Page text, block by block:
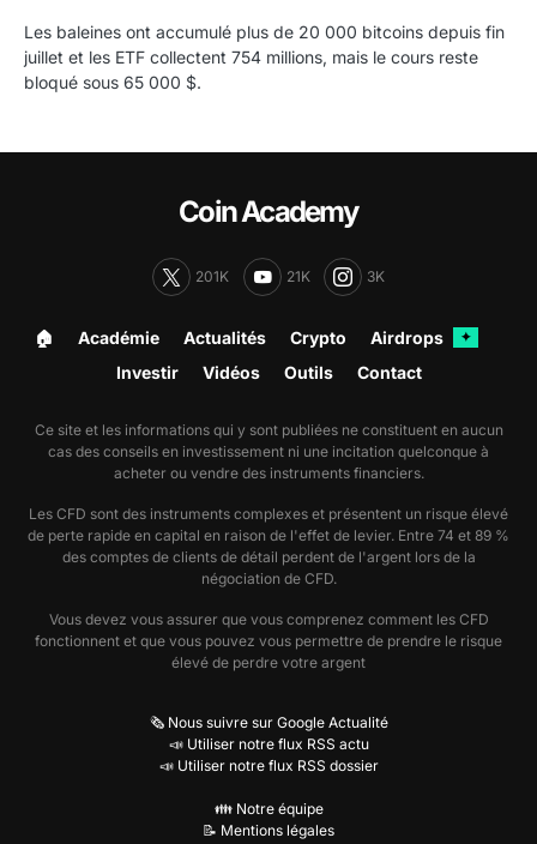
Les baleines ont accumulé plus de 20 000 bitcoins depuis fin
juillet et les ETF collectent 754 millions, mais le cours reste
bloqué sous 65 000 $.
Coin Academy
201K 21K 3K
🏠︎ Académie Actualités Crypto Airdrops ✦
Investir Vidéos Outils Contact
Ce site et les informations qui y sont publiées ne constituent en aucun
cas des conseils en investissement ni une incitation quelconque à
acheter ou vendre des instruments financiers.
Les CFD sont des instruments complexes et présentent un risque élevé
de perte rapide en capital en raison de l'effet de levier. Entre 74 et 89 %
des comptes de clients de détail perdent de l'argent lors de la
négociation de CFD.
Vous devez vous assurer que vous comprenez comment les CFD
fonctionnent et que vous pouvez vous permettre de prendre le risque
élevé de perdre votre argent
🗞️ Nous suivre sur Google Actualité
📣 Utiliser notre flux RSS actu
📣 Utiliser notre flux RSS dossier
👪 Notre équipe
📝 Mentions légales